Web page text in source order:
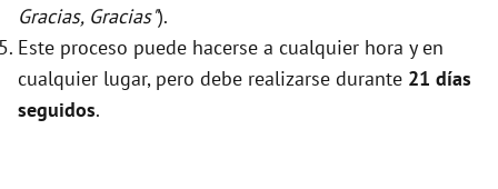
Gracias, Gracias").
Este proceso puede hacerse a cualquier hora y en
cualquier lugar, pero debe realizarse durante 21 días
seguidos.